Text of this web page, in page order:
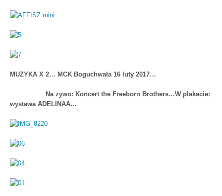
MUZYKA X 2… MCK Boguchwała 16 luty 2017…
Na żywo: Koncert the Freeborn Brothers…W plakacie:
wystawa ADELINAA…